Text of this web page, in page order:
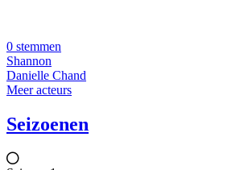
0 stemmen
Shannon
Danielle Chand
Meer acteurs
Seizoenen